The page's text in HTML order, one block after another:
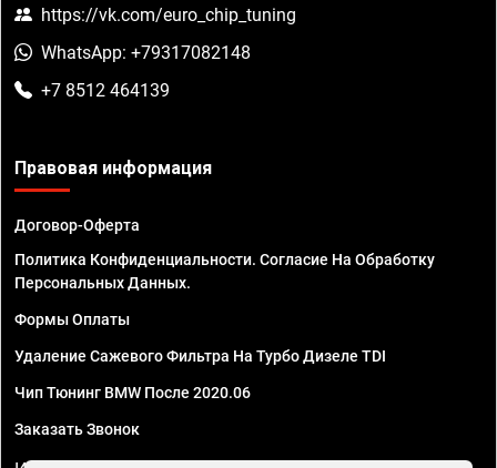
https://vk.com/euro_chip_tuning
WhatsApp: +79317082148
+7 8512 464139
Правовая информация
Договор-Оферта
Политика Конфиденциальности. Согласие На Обработку
Персональных Данных.
Формы Оплаты
Удаление Сажевого Фильтра На Турбо Дизеле TDI
Чип Тюнинг BMW После 2020.06
Заказать Звонок